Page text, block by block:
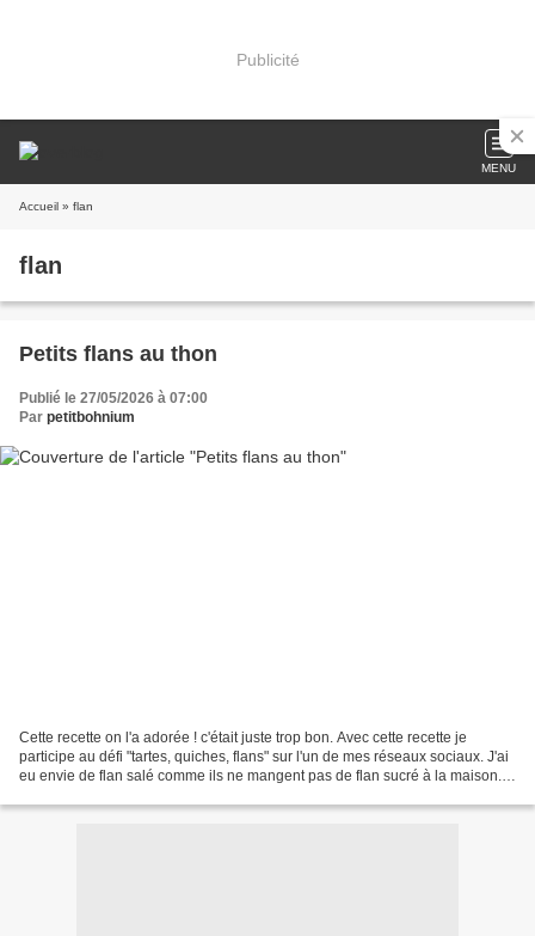
Publicité
MENU
Accueil » flan
flan
Petits flans au thon
Publié le 27/05/2026 à 07:00
Par petitbohnium
Cette recette on l'a adorée ! c'était juste trop bon. Avec cette recette je
participe au défi "tartes, quiches, flans" sur l'un de mes réseaux sociaux. J'ai
eu envie de flan salé comme ils ne mangent pas de flan sucré à la maison.